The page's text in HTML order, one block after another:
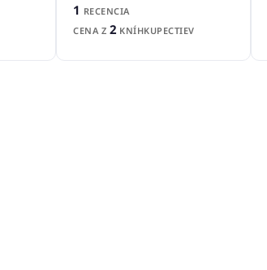
1 RECENCIA
CENA Z 2 KNÍHKUPECTIEV